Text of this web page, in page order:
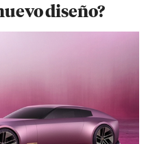
diseño?